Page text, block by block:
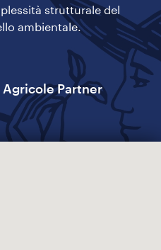
strutturale del
ambientale.
Agricole Partner